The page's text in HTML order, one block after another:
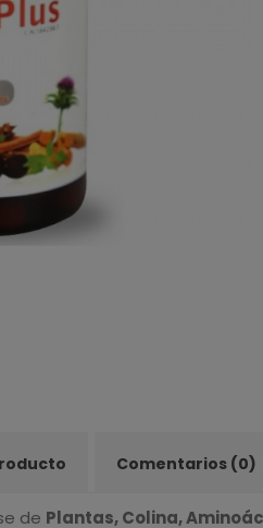
Comentarios (0)
de Plantas, Colina,